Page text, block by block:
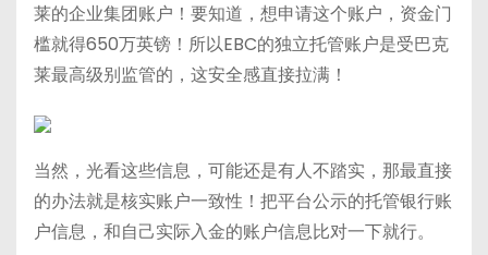
莱的企业集团账户！要知道，想申请这个账户，资金门
槛就得650万英镑！所以EBC的独立托管账户是受巴克
莱最高级别监管的，这安全感直接拉满！
当然，光看这些信息，可能还是有人不踏实，那最直接
的办法就是核实账户一致性！把平台公示的托管银行账
户信息，和自己实际入金的账户信息比对一下就行。